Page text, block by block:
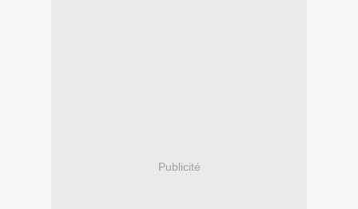
Publicité